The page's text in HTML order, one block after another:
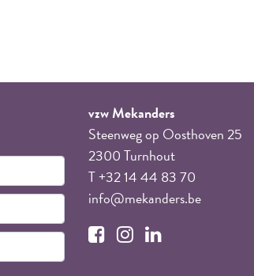
vzw Mekanders
Steenweg op Oosthoven 25
2300 Turnhout
T +32 14 44 83 70
info@mekanders.be